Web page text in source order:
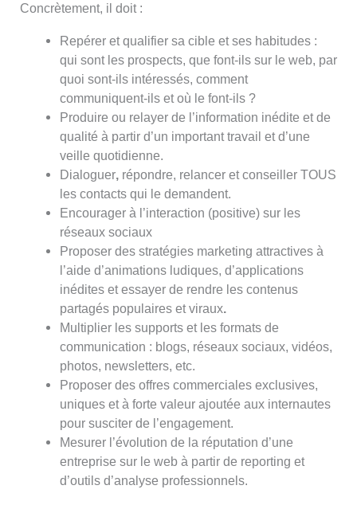
Concrètement, il doit :
Repérer et qualifier sa cible et ses habitudes :
qui sont les prospects, que font-ils sur le web, par
quoi sont-ils intéressés, comment
communiquent-ils et où le font-ils ?
Produire ou relayer de l’information inédite et de
qualité à partir d’un important travail et d’une
veille quotidienne.
Dialoguer,répondre, relancer et conseiller TOUS
les contacts qui le demandent.
Encourager à l’interaction (positive) sur les
réseaux sociaux
Proposer des stratégies marketing attractives à
l’aide d’animations ludiques, d’applications
inédites et essayer de rendre les contenus
partagés populaires et viraux.
Multiplier les supports et les formats de
communication : blogs, réseaux sociaux, vidéos,
photos, newsletters, etc.
Proposer des offres commerciales exclusives,
uniques et à forte valeur ajoutée aux internautes
pour susciter de l’engagement.
Mesurer l’évolution de la réputation d’une
entreprise sur le web à partir de reporting et
d’outils d’analyse professionnels.